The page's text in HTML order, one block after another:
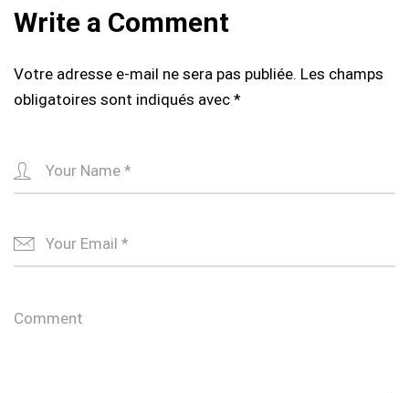
Write a Comment
Votre adresse e-mail ne sera pas publiée. Les champs
obligatoires sont indiqués avec *